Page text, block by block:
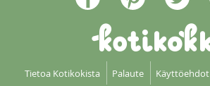
Tietoa Kotikokista Palaute Käyttöehdot